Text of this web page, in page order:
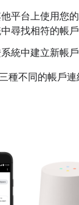
平台上使用您
尋找相符的帳戶
統中建立新帳戶
種不同的帳戶連